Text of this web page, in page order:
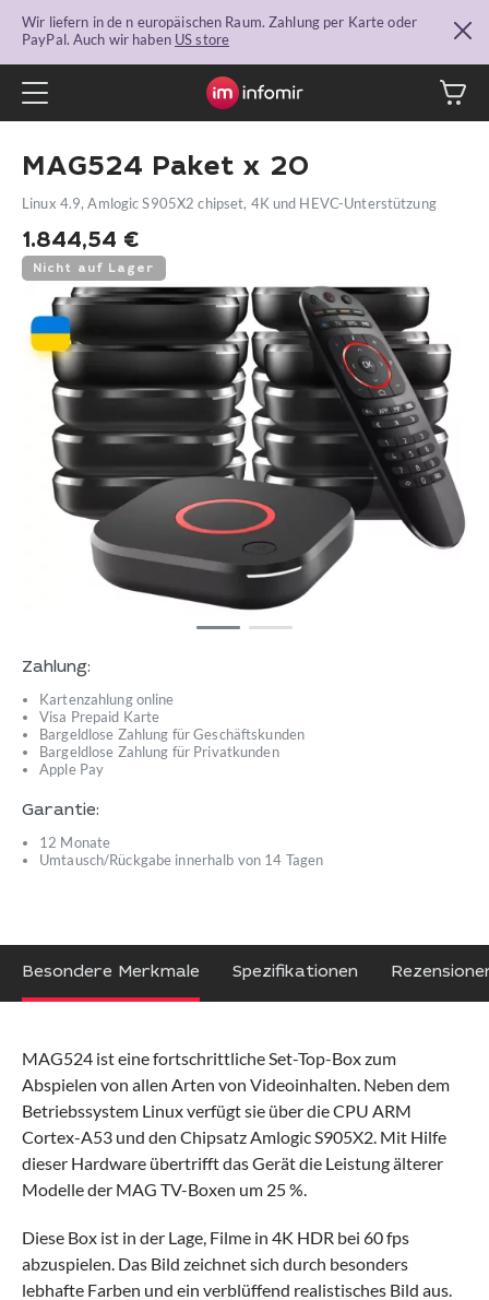
Wir liefern in de n europäischen Raum. Zahlung per Karte oder
PayPal. Auch wir haben US store
MAG524 Paket x 20
Linux 4.9, Amlogic S905X2 chipset, 4K und HEVC-Unterstützung
1.844,54 €
Nicht auf Lager
Zahlung:
Kartenzahlung online
Visa Prepaid Karte
Bargeldlose Zahlung für Geschäftskunden
Bargeldlose Zahlung für Privatkunden
Apple Pay
Garantie:
12 Monate
Umtausch/Rückgabe innerhalb von 14 Tagen
Besondere Merkmale Spezifikationen
MAG524 ist eine fortschrittliche Set-Top-Box zum
Abspielen von allen Arten von Videoinhalten. Neben dem
Betriebssystem Linux verfügt sie über die CPU ARM
Cortex-A53 und den Chipsatz Amlogic S905X2. Mit Hilfe
dieser Hardware übertrifft das Gerät die Leistung älterer
Modelle der MAG TV-Boxen um 25 %.
Diese Box ist in der Lage, Filme in 4K HDR bei 60 fps
abzuspielen. Das Bild zeichnet sich durch besonders
lebhafte Farben und ein verblüffend realistisches Bild aus.